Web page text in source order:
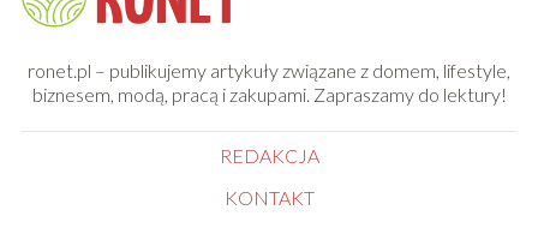
ronet.pl – publikujemy artykuły związane z domem, lifestyle,
biznesem, modą, pracą i zakupami. Zapraszamy do lektury!
REDAKCJA
KONTAKT